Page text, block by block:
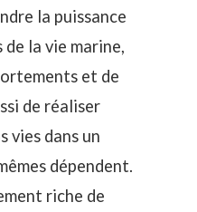
la puissance
la vie marine,
et de
de réaliser
vies dans un
dépendent.
riche de